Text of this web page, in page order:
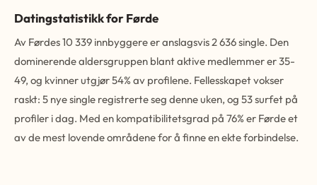
Datingstatistikk for Førde
Av Førdes 10 339 innbyggere er anslagsvis 2 636 single. Den
dominerende aldersgruppen blant aktive medlemmer er 35-
49, og kvinner utgjør 54% av profilene. Fellesskapet vokser
raskt: 5 nye single registrerte seg denne uken, og 53 surfet på
profiler i dag. Med en kompatibilitetsgrad på 76% er Førde et
av de mest lovende områdene for å finne en ekte forbindelse.